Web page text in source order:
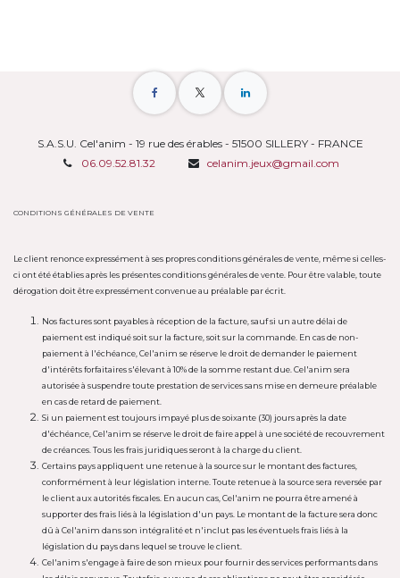
S.A.S.U. Cel'anim - 19 rue des érables - 51500 SILLERY - FRANCE
06.09.52.81.32
celanim.jeux@gmail.com
CONDITIONS GÉNÉRALES DE VENTE
Le client renonce expressément à ses propres conditions générales de vente, même si celles-
ci ont été établies après les présentes conditions générales de vente. Pour être valable, toute
dérogation doit être expressément convenue au préalable par écrit.
Nos factures sont payables à réception de la facture, sauf si un autre délai de
paiement est indiqué soit sur la facture, soit sur la commande. En cas de non-
paiement à l'échéance, Cel'anim se réserve le droit de demander le paiement
d'intérêts forfaitaires s'élevant à 10% de la somme restant due. Cel'anim sera
autorisée à suspendre toute prestation de services sans mise en demeure préalable
en cas de retard de paiement.
Si un paiement est toujours impayé plus de soixante (30) jours après la date
d'échéance, Cel'anim se réserve le droit de faire appel à une société de recouvrement
de créances. Tous les frais juridiques seront à la charge du client.
Certains pays appliquent une retenue à la source sur le montant des factures,
conformément à leur législation interne. Toute retenue à la source sera reversée par
le client aux autorités fiscales. En aucun cas, Cel'anim ne pourra être amené à
supporter des frais liés à la législation d'un pays. Le montant de la facture sera donc
dû à Cel'anim dans son intégralité et n'inclut pas les éventuels frais liés à la
législation du pays dans lequel se trouve le client.
Cel'anim s'engage à faire de son mieux pour fournir des services performants dans